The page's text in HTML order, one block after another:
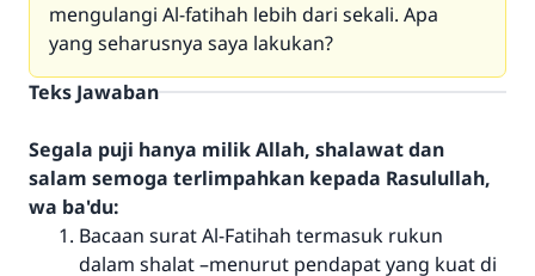
mengulangi Al-fatihah lebih dari sekali. Apa
yang seharusnya saya lakukan?
Teks Jawaban
Segala puji hanya milik Allah, shalawat dan
salam semoga terlimpahkan kepada Rasulullah,
wa ba'du:
Bacaan surat Al-Fatihah termasuk rukun
dalam shalat –menurut pendapat yang kuat di